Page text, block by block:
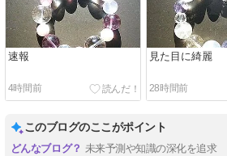
速報
4時間前
見た目に綺麗
28時間前
このブログのここがポイント
未来予測や知識の深化を追求